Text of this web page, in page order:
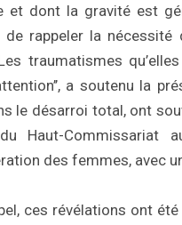
et dont la gravité est
de rappeler la
traumatismes
a soutenu la
le désarroi total, ont
Haut-Commissariat
des femmes, avec
ces révélations ont